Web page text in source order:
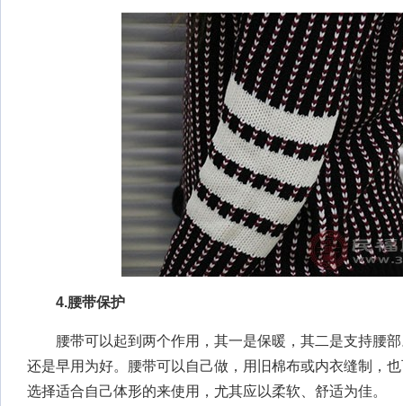
4.腰带保护
腰带可以起到两个作用，其一是保暖，其二是支持腰部
还是早用为好。腰带可以自己做，用旧棉布或内衣缝制，
选择适合自己体形的来使用，尤其应以柔软、舒适为佳。